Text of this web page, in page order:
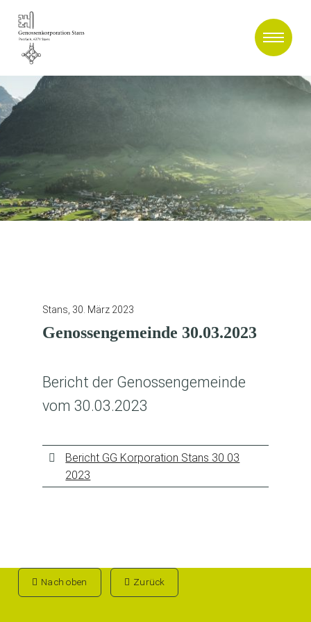
Stans, 30. März 2023
Genossengemeinde 30.03.2023
Bericht der Genossengemeinde
vom 30.03.2023
Bericht GG Korporation Stans 30 03
2023
Nach oben Zurück